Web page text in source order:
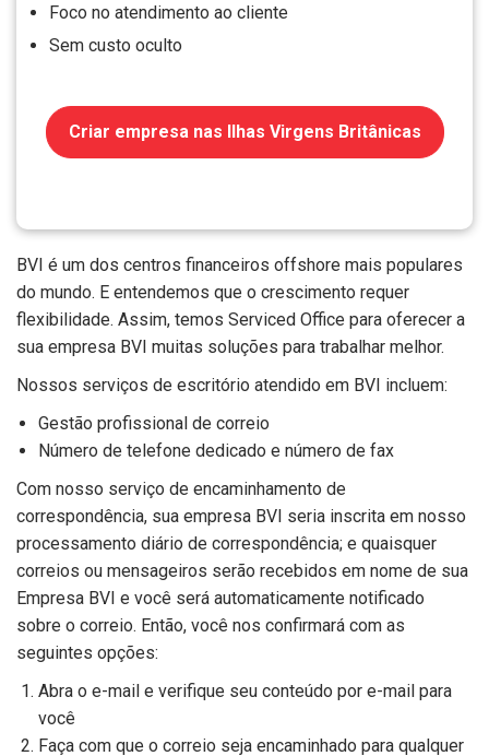
Foco no atendimento ao cliente
Sem custo oculto
Criar empresa nas Ilhas Virgens Britânicas
BVI é um dos centros financeiros offshore mais populares
do mundo. E entendemos que o crescimento requer
flexibilidade. Assim, temos Serviced Office para oferecer a
sua empresa BVI muitas soluções para trabalhar melhor.
Nossos serviços de escritório atendido em BVI incluem:
Gestão profissional de correio
Número de telefone dedicado e número de fax
Com nosso serviço de encaminhamento de
correspondência, sua empresa BVI seria inscrita em nosso
processamento diário de correspondência; e quaisquer
correios ou mensageiros serão recebidos em nome de sua
Empresa BVI e você será automaticamente notificado
sobre o correio. Então, você nos confirmará com as
seguintes opções:
Abra o e-mail e verifique seu conteúdo por e-mail para
você
Faça com que o correio seja encaminhado para qualquer